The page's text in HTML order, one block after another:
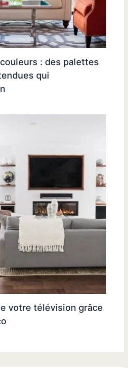
: des palettes
qui
votre télévision grâce